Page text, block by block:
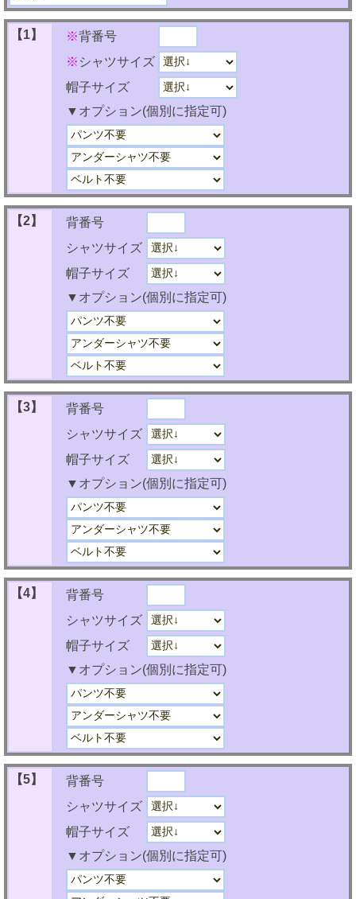
【1】 ※背番号
※ シャツサイズ
帽子サイズ
▼オプション(個別に指定可)
【2】
背番号
シャツサイズ
帽子サイズ
▼オプション(個別に指定可)
【3】
背番号
シャツサイズ
帽子サイズ
▼オプション(個別に指定可)
【4】
背番号
シャツサイズ
帽子サイズ
▼オプション(個別に指定可)
【5】
背番号
シャツサイズ
帽子サイズ
▼オプション(個別に指定可)